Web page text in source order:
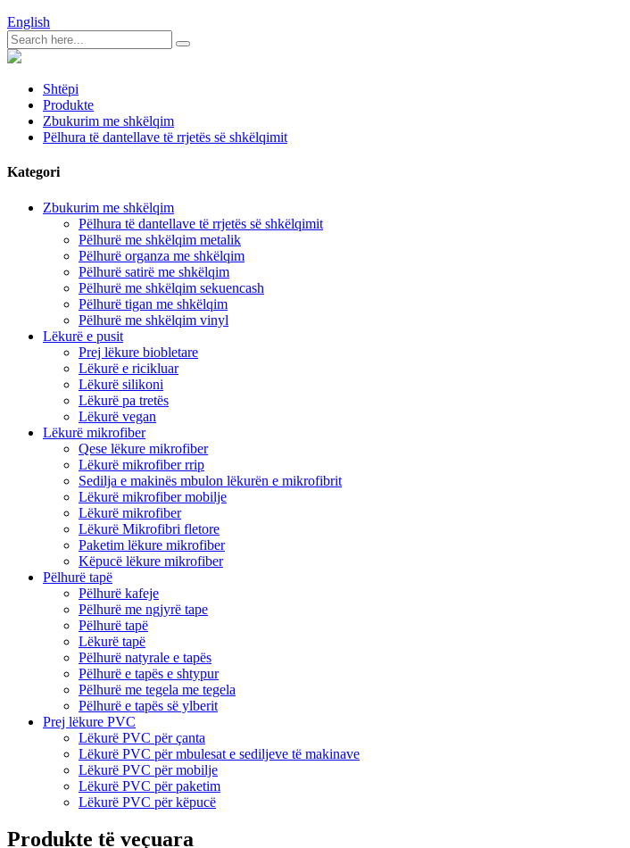
English
Shtëpi
Produkte
Zbukurim me shkëlqim
Pëlhura të dantellave të rrjetës së shkëlqimit
Kategori
Zbukurim me shkëlqim
Pëlhura të dantellave të rrjetës së shkëlqimit
Pëlhurë me shkëlqim metalik
Pëlhurë organza me shkëlqim
Pëlhurë satirë me shkëlqim
Pëlhurë me shkëlqim sekuencash
Pëlhurë tigan me shkëlqim
Pëlhurë me shkëlqim vinyl
Lëkurë e pusit
Prej lëkure biobletare
Lëkurë e ricikluar
Lëkurë silikoni
Lëkurë pa tretës
Lëkurë vegan
Lëkurë mikrofiber
Qese lëkure mikrofiber
Lëkurë mikrofiber rrip
Sedilja e makinës mbulon lëkurën e mikrofibrit
Lëkurë mikrofiber mobilje
Lëkurë mikrofiber
Lëkurë Mikrofibri fletore
Paketim lëkure mikrofiber
Këpucë lëkure mikrofiber
Pëlhurë tapë
Pëlhurë kafeje
Pëlhurë me ngjyrë tape
Pëlhurë tapë
Lëkurë tapë
Pëlhurë natyrale e tapës
Pëlhurë e tapës e shtypur
Pëlhurë me tegela me tegela
Pëlhurë e tapës së ylberit
Prej lëkure PVC
Lëkurë PVC për çanta
Lëkurë PVC për mbulesat e sediljeve të makinave
Lëkurë PVC për mobilje
Lëkurë PVC për paketim
Lëkurë PVC për këpucë
Produkte të veçuara